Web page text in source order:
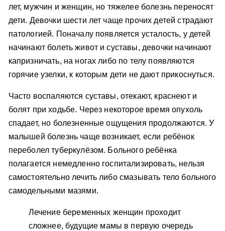
лет, мужчин и женщин, но тяжелее болезнь переносят
дети. Девочки шести лет чаще прочих детей страдают
патологией. Поначалу появляется усталость, у детей
начинают болеть живот и суставы, девочки начинают
капризничать, на ногах либо по телу появляются
горячие узелки, к которым дети не дают прикоснуться.
Часто воспаляются суставы, отекают, краснеют и
болят при ходьбе. Через некоторое время опухоль
спадает, но болезненные ощущения продолжаются. У
малышей болезнь чаще возникает, если ребёнок
переболел туберкулёзом. Больного ребёнка
полагается немедленно госпитализировать, нельзя
самостоятельно лечить либо смазывать тело больного
самодельными мазями.
Лечение беременных женщин проходит
сложнее, будущие мамы в первую очередь